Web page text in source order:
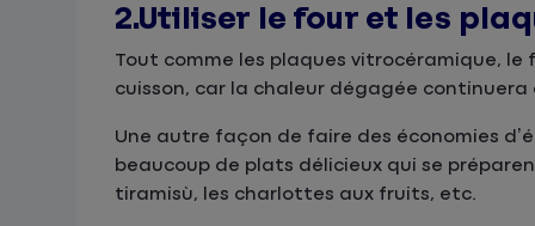
2.Utiliser le four et les
Tout comme les plaques vitrocéramique,
cuisson, car la chaleur dégagée continuera
Une autre façon de faire des économies
beaucoup de plats délicieux qui se
tiramisù, les charlottes aux fruits, etc.